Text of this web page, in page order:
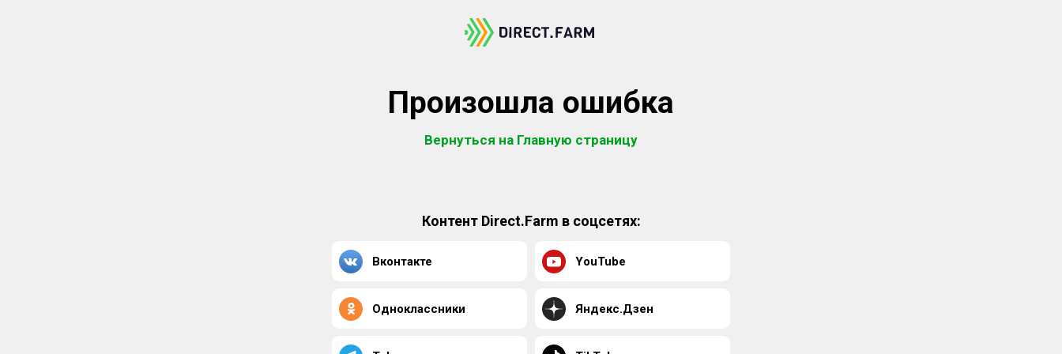
Произошла ошибка
Вернуться на Главную страницу
Контент Direct.Farm в соцсетях:
Вконтакте YouTube
Одноклассники Яндекс.Дзен